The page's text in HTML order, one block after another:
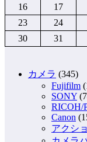
16
17
23
24
30
31
カメラ (345)
Fujifilm
SONY
RICOH/
Canon
アクシ